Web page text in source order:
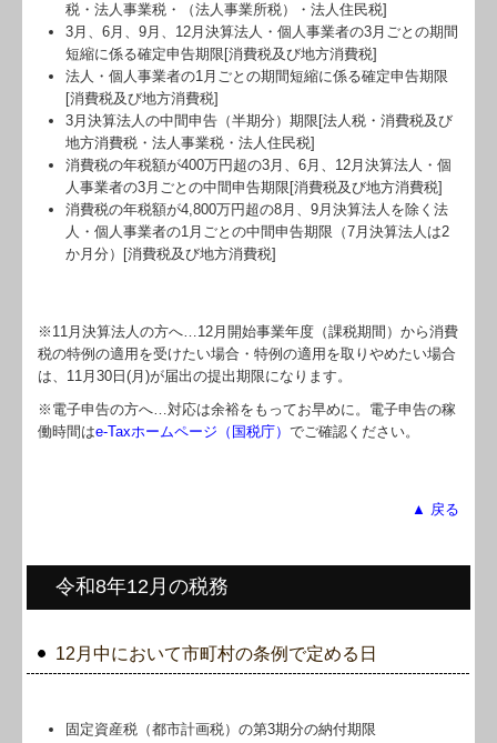
税・法人事業税・（法人事業所税）・法人住民税]
3月、6月、9月、12月決算法人・個人事業者の3月ごとの期間
短縮に係る確定申告期限[消費税及び地方消費税]
法人・個人事業者の1月ごとの期間短縮に係る確定申告期限
[消費税及び地方消費税]
3月決算法人の中間申告（半期分）期限[法人税・消費税及び
地方消費税・法人事業税・法人住民税]
消費税の年税額が400万円超の3月、6月、12月決算法人・個
人事業者の3月ごとの中間申告期限[消費税及び地方消費税]
消費税の年税額が4,800万円超の8月、9月決算法人を除く法
人・個人事業者の1月ごとの中間申告期限（7月決算法人は2
か月分）[消費税及び地方消費税]
※11月決算法人の方へ…12月開始事業年度（課税期間）から消費
税の特例の適用を受けたい場合・特例の適用を取りやめたい場合
は、11月30日(月)が届出の提出期限になります。
※電子申告の方へ…対応は余裕をもってお早めに。電子申告の稼
働時間はe-Taxホームページ（国税庁）でご確認ください。
▲ 戻る
令和8年12月の税務
12月中において市町村の条例で定める日
固定資産税（都市計画税）の第3期分の納付期限